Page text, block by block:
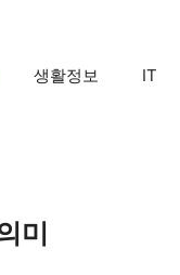
생활정보 IT
미